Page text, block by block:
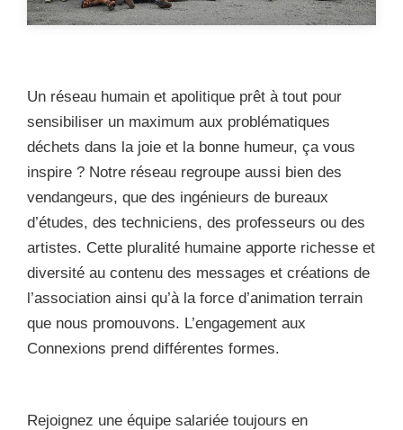
Un réseau humain et apolitique prêt à tout pour
sensibiliser un maximum aux problématiques
déchets dans la joie et la bonne humeur, ça vous
inspire ? Notre réseau regroupe aussi bien des
vendangeurs, que des ingénieurs de bureaux
d’études, des techniciens, des professeurs ou des
artistes. Cette pluralité humaine apporte richesse et
diversité au contenu des messages et créations de
l’association ainsi qu’à la force d’animation terrain
que nous promouvons. L’engagement aux
Connexions prend différentes formes.
Rejoignez une équipe salariée toujours en